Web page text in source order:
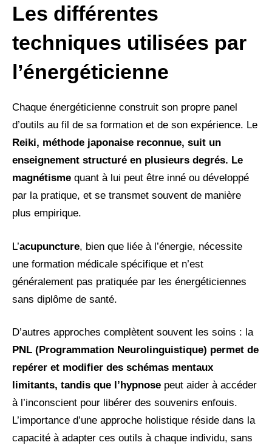
Les différentes
techniques utilisées par
l’énergéticienne
Chaque énergéticienne construit son propre panel
d’outils au fil de sa formation et de son expérience. Le
Reiki, méthode japonaise reconnue, suit un
enseignement structuré en plusieurs degrés. Le
magnétisme quant à lui peut être inné ou développé
par la pratique, et se transmet souvent de manière
plus empirique.
L’acupuncture, bien que liée à l’énergie, nécessite
une formation médicale spécifique et n’est
généralement pas pratiquée par les énergéticiennes
sans diplôme de santé.
D’autres approches complètent souvent les soins : la
PNL (Programmation Neurolinguistique) permet de
repérer et modifier des schémas mentaux
limitants, tandis que l’hypnose peut aider à accéder
à l’inconscient pour libérer des souvenirs enfouis.
L’importance d’une approche holistique réside dans la
capacité à adapter ces outils à chaque individu, sans